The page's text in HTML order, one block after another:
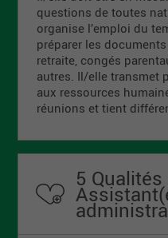
questions de toutes
organise l’emploi du
préparer les
retraite, congés
autres. Il/elle transmet
aux ressources
réunions et tient
5